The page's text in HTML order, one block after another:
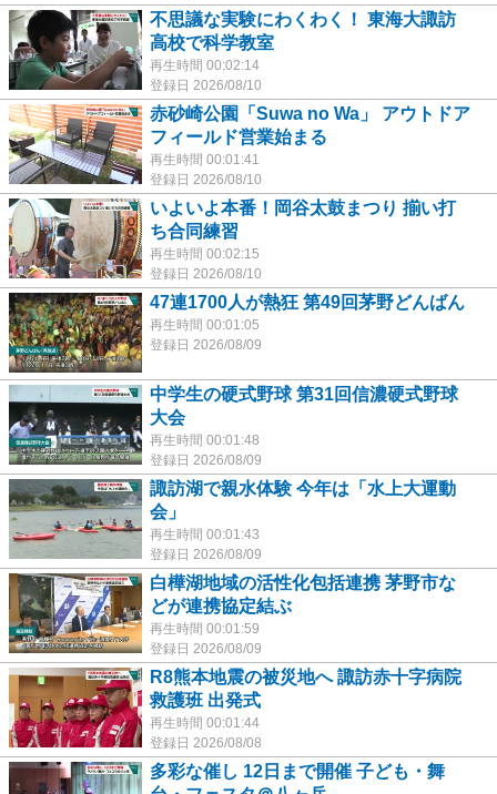
不思議な実験にわくわく！ 東海大諏訪
高校で科学教室
再生時間 00:02:14
登録日 2026/08/10
赤砂崎公園「Suwa no Wa」 アウトドア
フィールド営業始まる
再生時間 00:01:41
登録日 2026/08/10
いよいよ本番！岡谷太鼓まつり 揃い打
ち合同練習
再生時間 00:02:15
登録日 2026/08/10
47連1700人が熱狂 第49回茅野どんばん
再生時間 00:01:05
登録日 2026/08/09
中学生の硬式野球 第31回信濃硬式野球
大会
再生時間 00:01:48
登録日 2026/08/09
諏訪湖で親水体験 今年は「水上大運動
会」
再生時間 00:01:43
登録日 2026/08/09
白樺湖地域の活性化包括連携 茅野市な
どが連携協定結ぶ
再生時間 00:01:59
登録日 2026/08/09
R8熊本地震の被災地へ 諏訪赤十字病院
救護班 出発式
再生時間 00:01:44
登録日 2026/08/08
多彩な催し 12日まで開催 子ども・舞